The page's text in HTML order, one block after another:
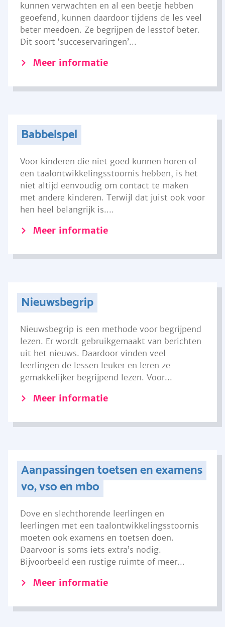
kunnen verwachten en al een beetje hebben
geoefend, kunnen daardoor tijdens de les veel
beter meedoen. Ze begrijpen de lesstof beter.
Dit soort ‘succeservaringen’...
Meer informatie
Babbelspel
Voor kinderen die niet goed kunnen horen of
een taalontwikkelingsstoornis hebben, is het
niet altijd eenvoudig om contact te maken
met andere kinderen. Terwijl dat juist ook voor
hen heel belangrijk is....
Meer informatie
Nieuwsbegrip
Nieuwsbegrip is een methode voor begrijpend
lezen. Er wordt gebruikgemaakt van berichten
uit het nieuws. Daardoor vinden veel
leerlingen de lessen leuker en leren ze
gemakkelijker begrijpend lezen. Voor...
Meer informatie
Aanpassingen toetsen en examens
vo, vso en mbo
Dove en slechthorende leerlingen en
leerlingen met een taalontwikkelingsstoornis
moeten ook examens en toetsen doen.
Daarvoor is soms iets extra’s nodig.
Bijvoorbeeld een rustige ruimte of meer...
Meer informatie